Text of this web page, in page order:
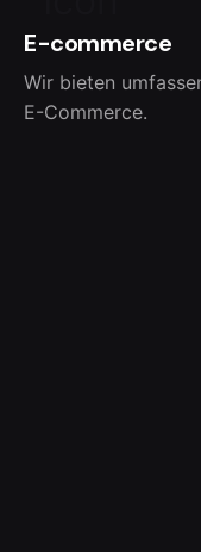
E-commerce
Wir bieten
E-Commerce.